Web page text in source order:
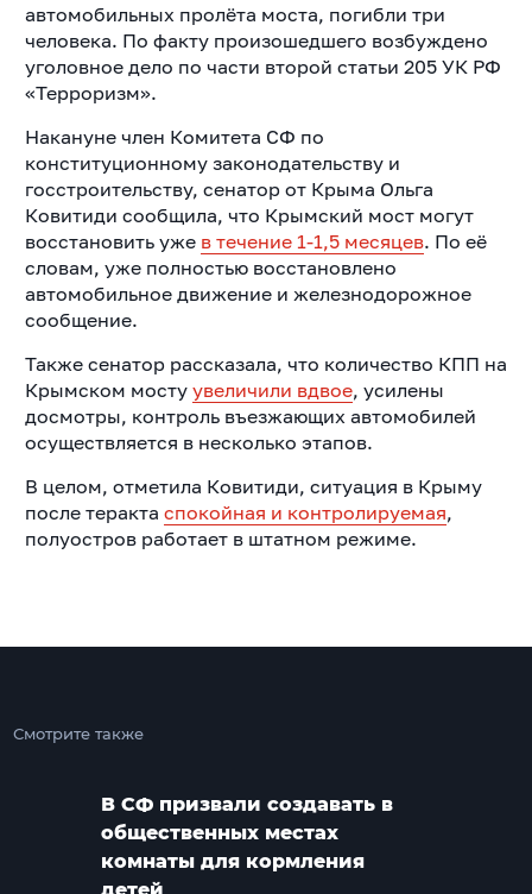
автомобильных пролёта моста, погибли три
человека. По факту произошедшего возбуждено
уголовное дело по части второй статьи 205 УК РФ
«Терроризм».
Накануне член Комитета СФ по
конституционному законодательству и
госстроительству, сенатор от Крыма Ольга
Ковитиди сообщила, что Крымский мост могут
восстановить уже в течение 1-1,5 месяцев. По её
словам, уже полностью восстановлено
автомобильное движение и железнодорожное
сообщение.
Также сенатор рассказала, что количество КПП на
Крымском мосту увеличили вдвое, усилены
досмотры, контроль въезжающих автомобилей
осуществляется в несколько этапов.
В целом, отметила Ковитиди, ситуация в Крыму
после теракта спокойная и контролируемая,
полуостров работает в штатном режиме.
Смотрите также
В СФ призвали создавать в
общественных местах
комнаты для кормления